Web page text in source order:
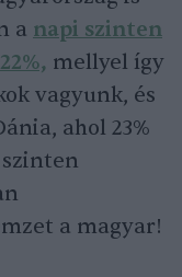
a napi szinten
mellyel így
vagyunk, és
ahol 23%
szinten
a magyar!